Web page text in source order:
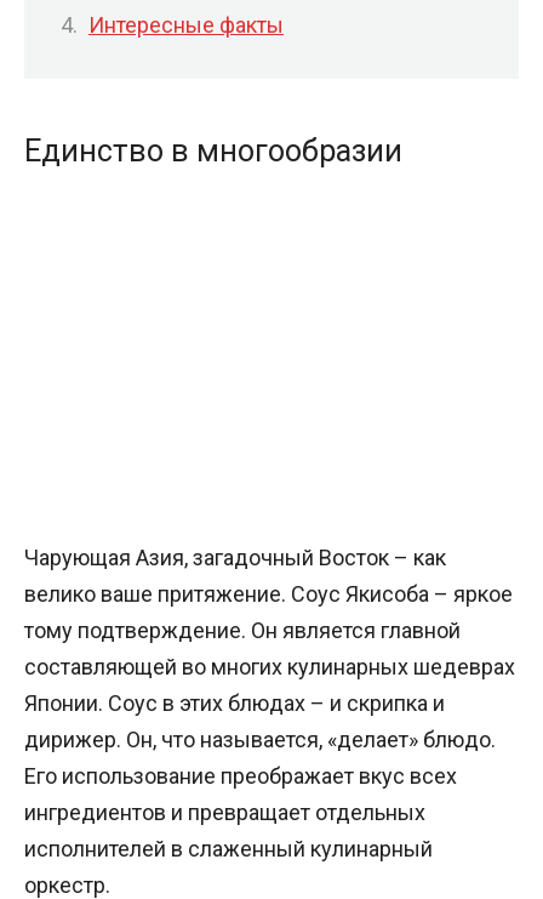
Интересные факты
Единство в многообразии
Чарующая Азия, загадочный Восток – как
велико ваше притяжение. Соус Якисоба – яркое
тому подтверждение. Он является главной
составляющей во многих кулинарных шедеврах
Японии. Соус в этих блюдах – и скрипка и
дирижер. Он, что называется, «делает» блюдо.
Его использование преображает вкус всех
ингредиентов и превращает отдельных
исполнителей в слаженный кулинарный
оркестр.